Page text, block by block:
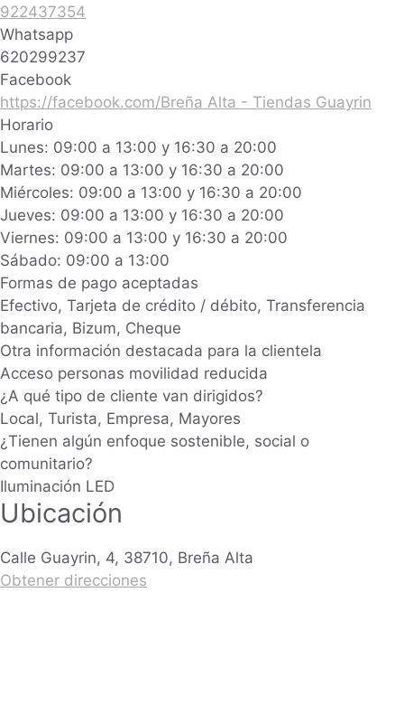
922437354
Whatsapp
620299237
Facebook
https://facebook.com/Breña Alta - Tiendas Guayrin
Horario
Lunes: 09:00 a 13:00 y 16:30 a 20:00
Martes: 09:00 a 13:00 y 16:30 a 20:00
Miércoles: 09:00 a 13:00 y 16:30 a 20:00
Jueves: 09:00 a 13:00 y 16:30 a 20:00
Viernes: 09:00 a 13:00 y 16:30 a 20:00
Sábado: 09:00 a 13:00
Formas de pago aceptadas
Efectivo, Tarjeta de crédito / débito, Transferencia
bancaria, Bizum, Cheque
Otra información destacada para la clientela
Acceso personas movilidad reducida
¿A qué tipo de cliente van dirigidos?
Local, Turista, Empresa, Mayores
¿Tienen algún enfoque sostenible, social o
comunitario?
Iluminación LED
Ubicación
Calle Guayrin, 4, 38710, Breña Alta
Obtener direcciones